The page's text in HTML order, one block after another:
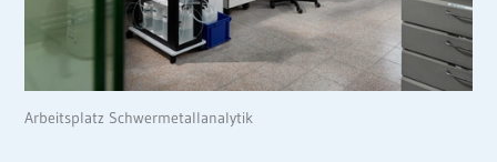
Arbeitsplatz Schwermetallanalytik